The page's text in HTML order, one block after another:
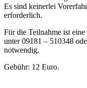
Es sind keinerlei
erforderlich.
Für die Teilnahme ist
unter 09181 – 510348
notwendig.
Gebühr: 12 Euro.